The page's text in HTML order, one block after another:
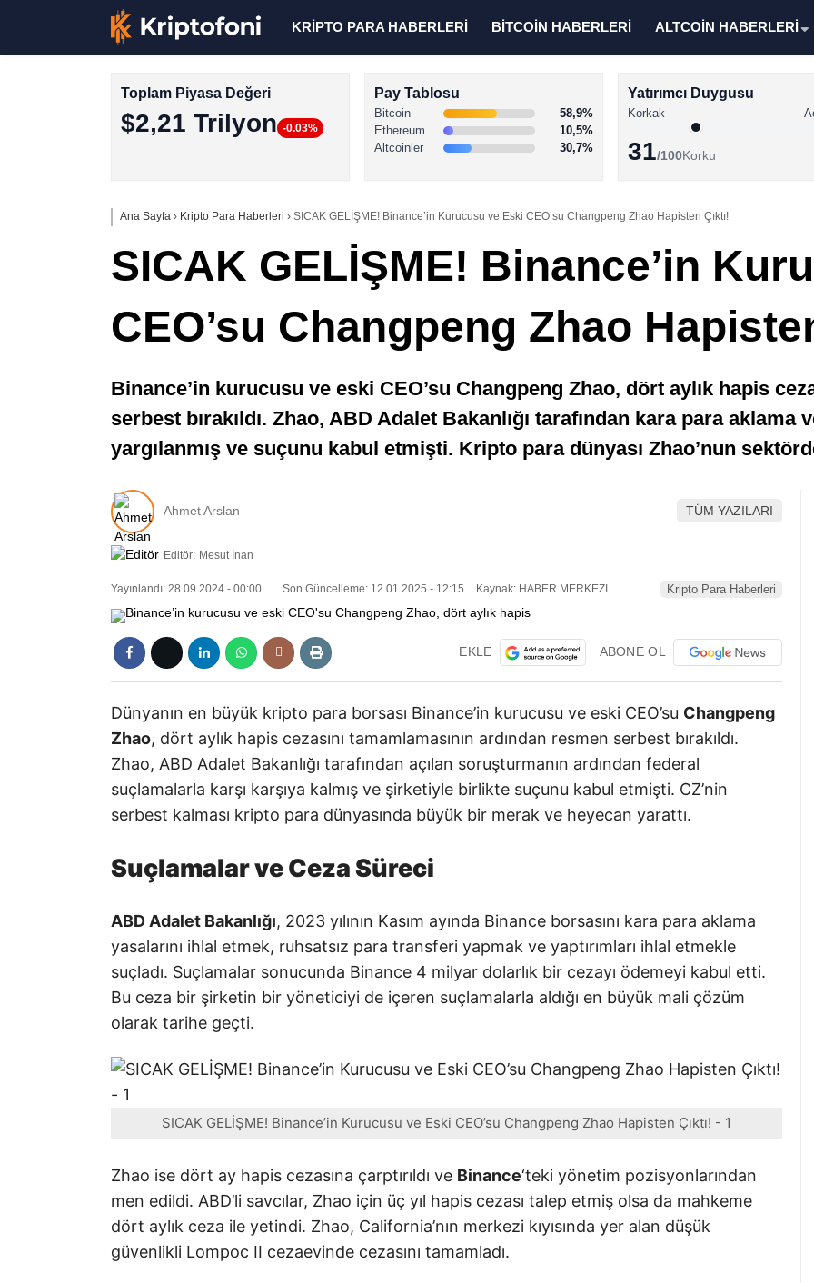
KRİPTO PARA HABERLERİ BİTCOİN HABERLERİ ALTCOİN HABERLERİ
Toplam Piyasa Değeri
$2,21 Trilyon -0.03%
Pay Tablosu
Bitcoin
58,9%
Ethereum
10,5%
Altcoinler
30,7%
Yatırımcı Duygusu
Korkak
31/100Korku
Ana Sayfa › Kripto Para Haberleri › SICAK GELİŞME! Binance’in Kurucusu ve Eski CEO’su Changpeng Zhao Hapisten Çıktı!
SICAK GELİŞME! Binance’in
CEO’su Changpeng Zhao
Binance’in kurucusu ve eski CEO’su Changpeng Zhao, dört aylık hapis
serbest bırakıldı. Zhao, ABD Adalet Bakanlığı tarafından kara para aklama
yargılanmış ve suçunu kabul etmişti. Kripto para dünyası Zhao’nun
Ahmet Arslan TÜM YAZILARI
Editör: Mesut İnan
Yayınlandı: 28.09.2024 - 00:00 Son Güncelleme: 12.01.2025 - 12:15 Kaynak: HABER MERKEZI Kripto Para Haberleri
EKLE ABONE OL
Dünyanın en büyük kripto para borsası Binance’in kurucusu ve eski CEO’su Changpeng
Zhao, dört aylık hapis cezasını tamamlamasının ardından resmen serbest bırakıldı.
Zhao, ABD Adalet Bakanlığı tarafından açılan soruşturmanın ardından federal
suçlamalarla karşı karşıya kalmış ve şirketiyle birlikte suçunu kabul etmişti. CZ’nin
serbest kalması kripto para dünyasında büyük bir merak ve heyecan yarattı.
Suçlamalar ve Ceza Süreci
ABD Adalet Bakanlığı, 2023 yılının Kasım ayında Binance borsasını kara para aklama
yasalarını ihlal etmek, ruhsatsız para transferi yapmak ve yaptırımları ihlal etmekle
suçladı. Suçlamalar sonucunda Binance 4 milyar dolarlık bir cezayı ödemeyi kabul etti.
Bu ceza bir şirketin bir yöneticiyi de içeren suçlamalarla aldığı en büyük mali çözüm
olarak tarihe geçti.
SICAK GELİŞME! Binance’in Kurucusu ve Eski CEO’su Changpeng Zhao Hapisten Çıktı! - 1
Zhao ise dört ay hapis cezasına çarptırıldı ve Binance‘teki yönetim pozisyonlarından
men edildi. ABD’li savcılar, Zhao için üç yıl hapis cezası talep etmiş olsa da mahkeme
dört aylık ceza ile yetindi. Zhao, California’nın merkezi kıyısında yer alan düşük
güvenlikli Lompoc II cezaevinde cezasını tamamladı.